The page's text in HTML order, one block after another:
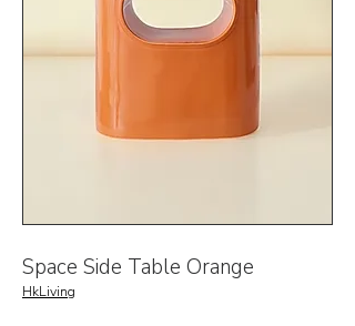
Space Side Table Orange
HkLiving